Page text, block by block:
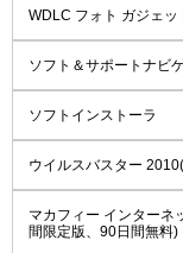
WDLC フォト ガジェッ
ソフト＆サポートナビ
ソフトインストーラ
ウイルスバスター
マカフィー インターネ
間限定版、90日間無料)